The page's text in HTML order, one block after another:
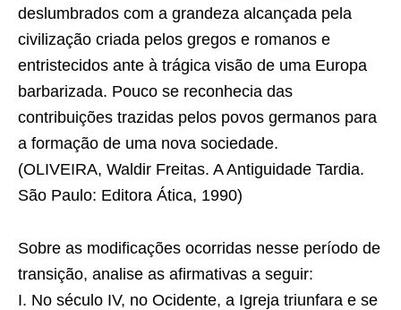
deslumbrados com a grandeza alcançada pela
civilização criada pelos gregos e romanos e
entristecidos ante à trágica visão de uma Europa
barbarizada. Pouco se reconhecia das
contribuições trazidas pelos povos germanos para
a formação de uma nova sociedade.
(OLIVEIRA, Waldir Freitas. A Antiguidade Tardia.
São Paulo: Editora Ática, 1990)
Sobre as modificações ocorridas nesse período de
transição, analise as afirmativas a seguir:
I. No século IV, no Ocidente, a Igreja triunfara e se